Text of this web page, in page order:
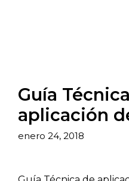
Guía
aplicación
enero 24, 2018